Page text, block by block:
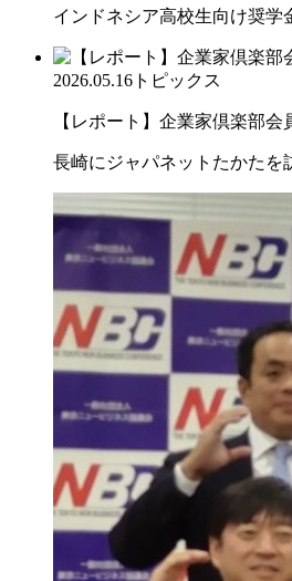
インドネシア高校生向け奨学
2026.05.16 トピックス
【レポート】企業家倶楽部会
長崎にジャパネットたかたを